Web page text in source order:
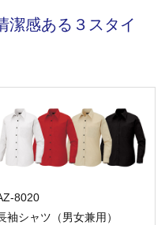
潔感ある３スタイ
8020
袖シャツ（男女兼用）